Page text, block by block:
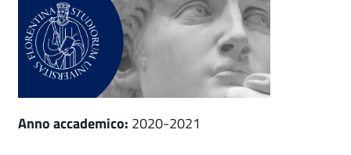
Anno accademico: 2020-2021